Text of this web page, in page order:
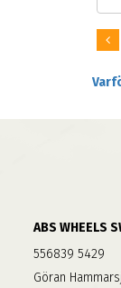
ABS WHEELS
556839 5429
Göran